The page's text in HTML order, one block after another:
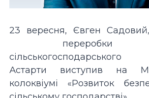
23 вересня, Євген
переробки
сільськогосподарського
Астарти виступив на
колоквіумі «Розвиток